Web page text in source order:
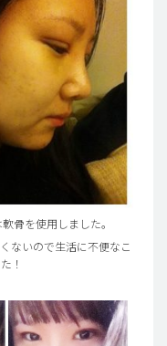
骨を使用しました。
ないので生活に不便なこ
！